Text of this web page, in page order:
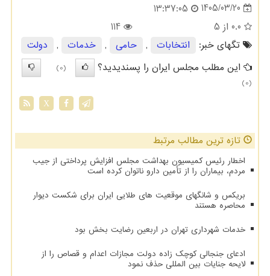
1405/03/20
13:37:05
0.0 از 5
114
تگهای خبر:
انتخابات , حامی , خدمات ,
دولت
این مطلب مجلس ایران را پسندیدید؟
(0)
(0)
X
تازه ترین مطالب مرتبط
اخطار رئیس کمیسیون بهداشت مجلس افزایش پرداختی از جیب
مردم، بیماران را از تأمین دارو ناتوان کرده است
بریکس و شانگهای موقعیت های طلایی ایران برای شکست دیوار
محاصره هستند
خدمات شهرداری تهران در اربعین رضایت بخش بود
ادعای جنجالی کوچک زاده دولت مجازات اعدام و قصاص را از
لایحه جنایات بین المللی حذف نمود